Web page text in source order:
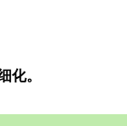
化。